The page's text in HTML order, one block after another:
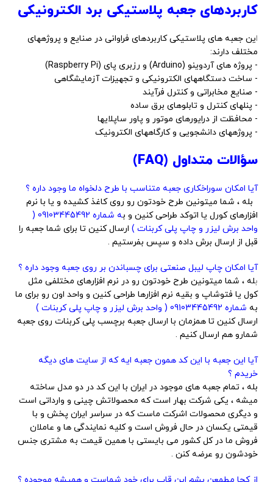
کاربردهای جعبه پلاستیکی برد الکترونیکی
این جعبه های پلاستیکی کاربردهای فراوانی در صنایع و پروژههای
مختلف دارند:
- پروژه های آردوینو (Arduino) و رزبری پای (Raspberry Pi)
- ساخت دستگاههای الکترونیکی و تجهیزات آزمایشگاهی
- صنایع مخابراتی و کنترل فرآیند
- پنلهای کنترل و تابلوهای برق ساده
- محافظت از درایورهای موتور و پاور ساپلایها
- پروژههای دانشجویی و کارگاههای الکترونیک
سؤالات متداول (FAQ)
آیا امکان سوراخکاری جعبه متناسب با طرح دلخواه ما وجود داره ؟
بله ، شما میتونین طرح خودتون رو روی کاغذ کشیده و یا با نرم
افزارهای کورل یا اتوکد طراحی کنین و ب
ه شماره 09103445492 (
واحد برش لیزر و چاپ پلی کربنات ) ارسال کنین تا برای شما جعبه را
قبل از ارسال برش داده و سپس بفرستیم .
آیا امکان چاپ لیبل صنعتی برای چسباندن بر روی جعبه وجود داره ؟
بله ، شما میتونین طرح خودتون رو در نرم افزارهای مختلفی مثل
کول یا فتوشاپ و بقیه نرم افزارها طراحی کنین و واحد اون رو برای ما
به شماره 09103445492 ( واحد برش لیزر و چاپ پلی کربنات )
ارسال کنین تا همزمان با ارسال جعبه برچسب پلی کربنات روی جعبه
شمارو هم ارسال کنیم .
آیا این جعبه با این کد همون جعبه ایه که از سایت های دیگه
خریدم ؟
بله ، تمام جعبه های موجود در ایران با این کد در دو مدل ساخته
میشه ، یکی شرکت بهار است که محصولاتش چینی و وارداتی است
و دیگری محصولات اشرکت ماست که در سراسر ایران پخش و با
قیمتی یکسان در حال فروش است و کلیه نمایندگی ها و عاملان
فروش ما در کل کشور می بایستی با همین قیمت به مشتری جنس
خودشون رو عرضه کنن .